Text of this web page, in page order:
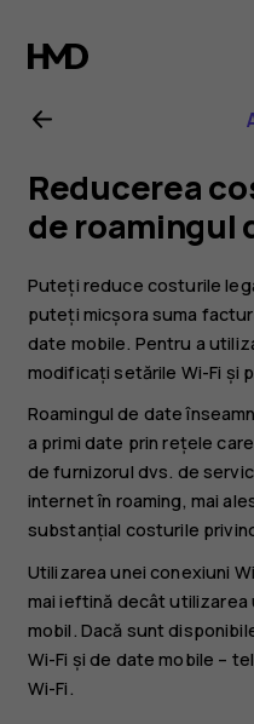
Ghid
de
utilizare
Nokia
8.1
Reducerea
de roamingul
Puteți reduce costurile
puteți micșora suma
date mobile. Pentru a
modificați setările Wi-Fi și
Roamingul de date
a primi date prin rețele
de furnizorul dvs. de
internet în roaming, mai
substanțial costurile
Utilizarea unei conexiuni
mai ieftină decât
mobil. Dacă sunt
Wi-Fi și de date mobile –
Wi-Fi.